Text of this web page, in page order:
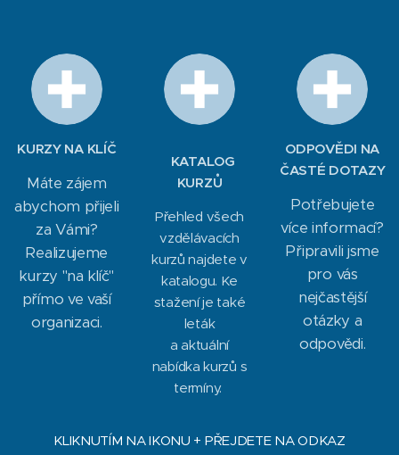
KURZY NA KLÍČ
Máte zájem
abychom přijeli
za Vámi?
Realizujeme
kurzy "na klíč"
přímo ve vaší
organizaci.
KATALOG
KURZŮ
Přehled všech
vzdělávacích
kurzů najdete v
katalogu. Ke
stažení je také
leták
a aktuální
nabídka kurzů s
termíny.
ODPOVĚDI NA
ČASTÉ DOTAZY
Potřebujete
více informací?
Připravili jsme
pro vás
nejčastější
otázky a
odpovědi.
KLIKNUTÍM NA IKONU + PŘEJDETE NA ODKAZ
LEKTORSK
KURZY